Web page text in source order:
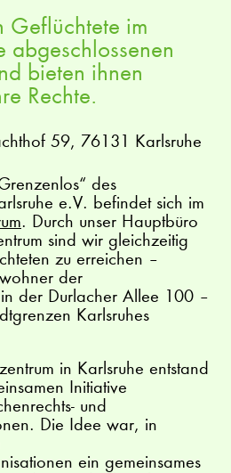
Geflüchtete im
abgeschlossenen
bieten ihnen
Rechte.
59, 76131 Karlsruhe
des
e.V. befindet sich im
. Durch unser Hauptbüro
sind wir gleichzeitig
zu erreichen –
der
in der Durlacher Allee 100 –
Karlsruhes
in Karlsruhe entstand
Initiative
und
Die Idee war, in
ein gemeinsames